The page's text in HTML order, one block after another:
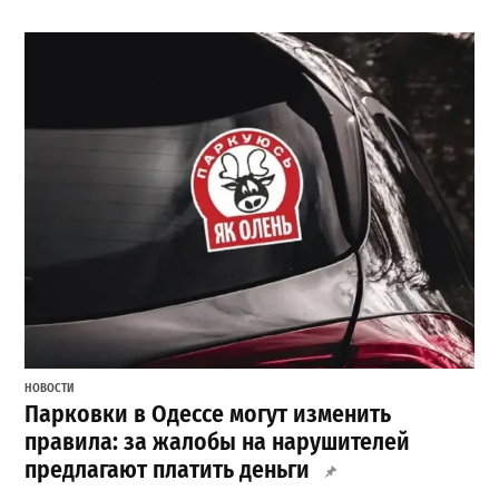
НОВОСТИ
Парковки в Одессе могут изменить
правила: за жалобы на нарушителей
предлагают платить деньги